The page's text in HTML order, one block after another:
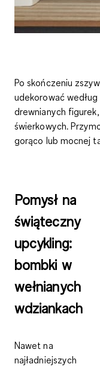
Po skończeniu
udekorować według
drewnianych
świerkowych.
gorąco lub mocnej
Pomysł na
świąteczny
upcykling:
bombki w
wełnianych
wdziankach
Nawet na
najładniejszych